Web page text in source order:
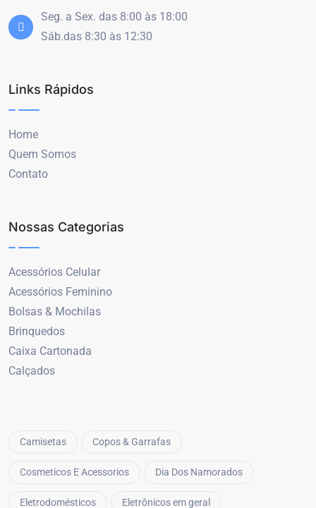
Seg. a Sex. das 8:00 às 18:00
Sáb.das 8:30 às 12:30
Links Rápidos
Home
Quem Somos
Contato
Nossas Categorias
Acessórios Celular
Acessórios Feminino
Bolsas & Mochilas
Brinquedos
Caixa Cartonada
Calçados
Camisetas Copos & Garrafas
Cosmeticos E Acessorios Dia Dos Namorados
Eletrodomésticos Eletrônicos em geral